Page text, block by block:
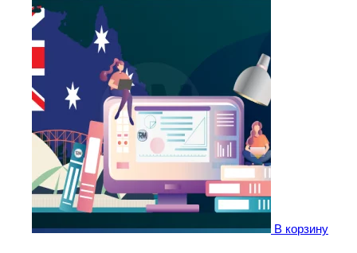
В корзину